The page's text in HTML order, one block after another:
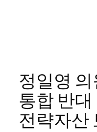
정일영
통합 반
전략자산